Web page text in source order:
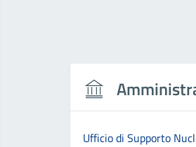
Ufficio di Supporto